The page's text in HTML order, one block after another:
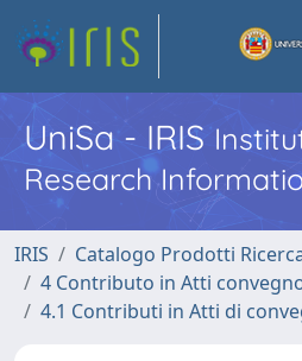
UniSa - IRIS
Research
IRIS
Catalogo Prodotti
4 Contributo in Atti
4.1 Contributi in Atti di